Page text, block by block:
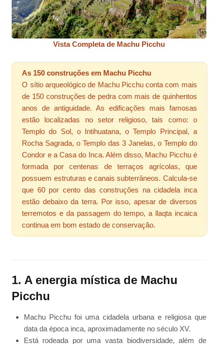
Vista Completa de Machu Picchu
As 150 construções em Machu Picchu
O sítio arqueológico de Machu Picchu conta com mais
de 150 construções de pedra com mais de quinhentos
anos de antiguidade. As edificações mais famosas
estão localizadas no setor religioso, tais como: o
Templo do Sol, o Intihuatana, o Templo Principal, a
Rocha Sagrada, o Templo das 3 Janelas, o Templo do
Condor e a Casa do Inca. Além disso, Machu Picchu é
formada por centenas de terraços agrícolas, que
possuem estruturas e canais subterrâneos. Calcula-se
que 60 por cento das construções na cidadela inca
estão debaixo da terra. Por isso, apesar de diversos
terremotos e da passagem do tempo, a llaqta incaica
continua em bom estado de conservação.
1. A energia mística de Machu
Picchu
Machu Picchu foi uma cidadela urbana e religiosa que
data da época inca, aproximadamente no século XV.
Está rodeada por uma vasta biodiversidade, além de